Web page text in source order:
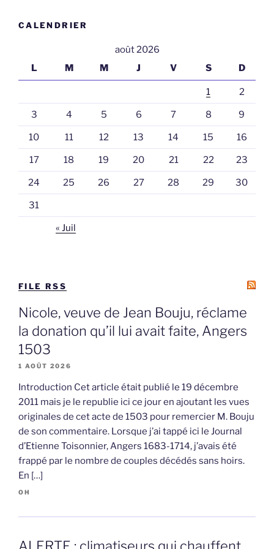
CALENDRIER
août 2026
L
M M J V S D
1 2
3 4 5 6 7 8 9
10 11 12 13 14 15 16
17 18 19 20 21 22 23
24 25 26 27 28 29 30
31
« Juil
FILE RSS
Nicole, veuve de Jean Bouju, réclame
la donation qu’il lui avait faite, Angers
1503
1 AOÛT 2026
Introduction Cet article était publié le 19 décembre
2011 mais je le republie ici ce jour en ajoutant les vues
originales de cet acte de 1503 pour remercier M. Bouju
de son commentaire. Lorsque j’ai tappé ici le Journal
d’Etienne Toisonnier, Angers 1683-1714, j’avais été
frappé par le nombre de couples décédés sans hoirs.
En […]
OH
ALERTE : climatiseurs qui chauffent